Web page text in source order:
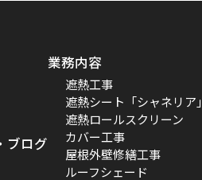
ブログ
業務内容
遮熱工事
遮熱シート「シャネリア」
遮熱ロールスクリーン
カバー工事
屋根外壁修繕工事
ルーフシェード